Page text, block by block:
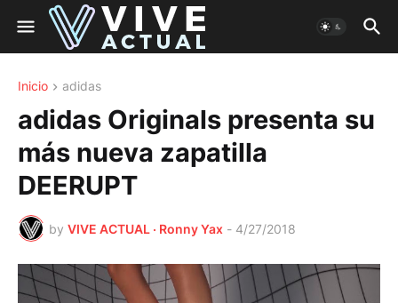
Inicio adidas
adidas Originals presenta su
más nueva zapatilla
DEERUPT
by VIVE ACTUAL · Ronny Yax - 4/27/2018